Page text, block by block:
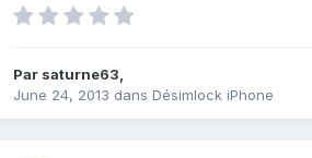
Par saturne63
June 24, 2013 dans Désimlock iPhone